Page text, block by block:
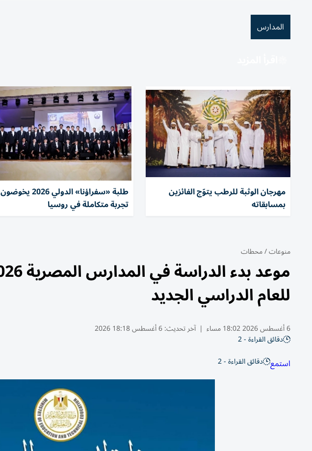
المدارس
مهرجان الوثبة للرطب يتوّج الفائزين
بمسابقاته
طلبة «سفراؤنا» الدولي 2026 يخوضون
تجربة متكاملة في روسيا
منوعات/محطات
للعام الدراسي الجديد
6 أغسطس 2026 18:02 مساء | آخر تحديث:6 أغسطس 18:18 2026
دقائق القراءة - 2
استمع دقائق القراءة - 2